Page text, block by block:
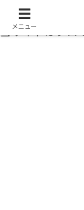
当サイトはプロ
メニュー